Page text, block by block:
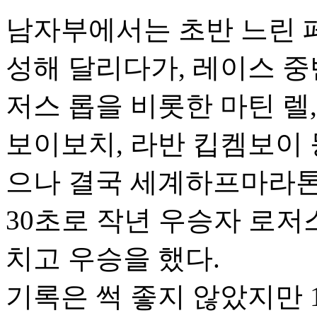
남자부에서는 초반 느린
성해 달리다가, 레이스
저스 롭을 비롯한 마틴
보이보치, 라반 킵켐보이
으나 결국 세계하프마라
30초로 작년 우승자 로저
치고 우승을 했다.
기록은 썩 좋지 않았지만